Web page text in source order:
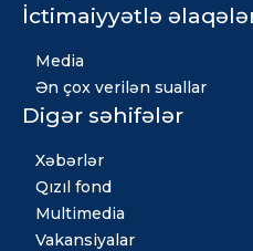
İctimaiyyətlə
Media
Ən çox verilən suallar
Digər səhifələr
Xəbərlər
Qızıl fond
Multimedia
Vakansiyalar